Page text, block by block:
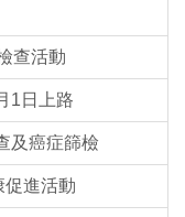
查活動
1日上路
及癌症篩檢
促進活動